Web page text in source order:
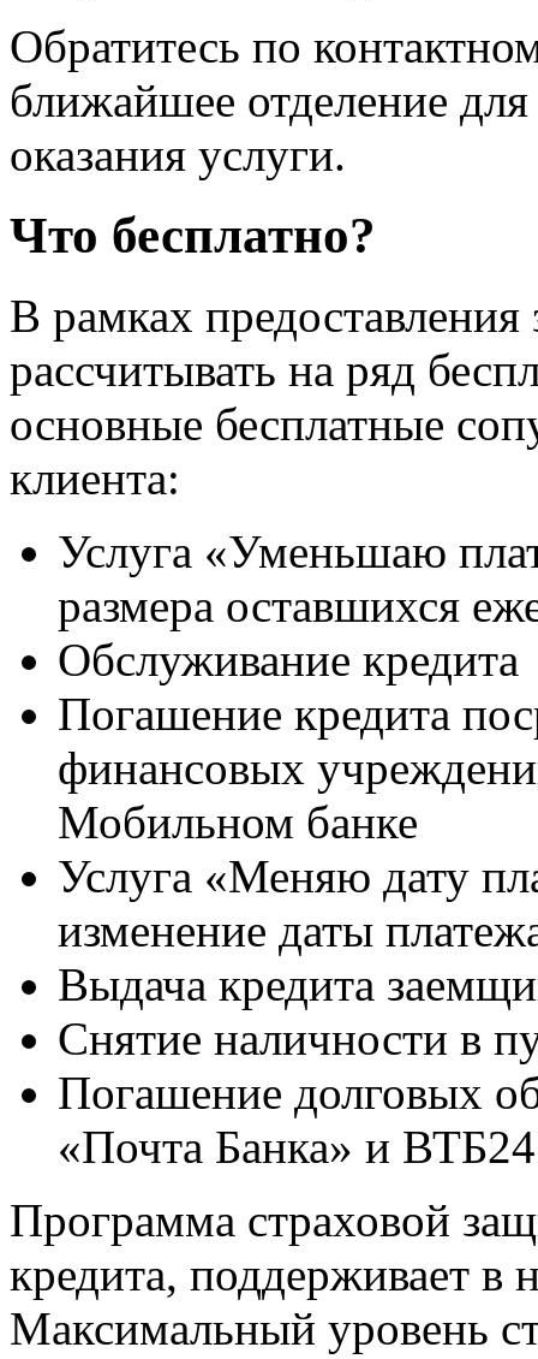
Обратитесь по
ближайшее отделение для
оказания услуги.
Что бесплатно?
В рамках
рассчитывать на ряд
основные бесплатные
клиента:
Услуга «Уменьшаю
размера оставшихся
Обслуживание кредита
Погашение кредита
финансовых
Мобильном банке
Услуга «Меняю дату
изменение даты
Выдача кредита
Снятие наличности в
Погашение долговых
«Почта Банка» и ВТБ24
Программа страховой
кредита, поддерживает в
Максимальный уровень